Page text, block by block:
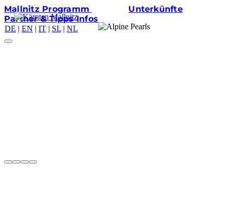
Mallnitz Programm
Unterkünfte
Partner & TippsInfos
DE | EN | IT | SL | NL